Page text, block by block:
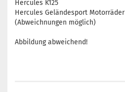
Hercules K125
Hercules Geländesport Motorräder
(Abweichnungen möglich)
Abbildung abweichend!